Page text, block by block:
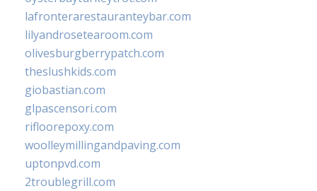
lafronterarestauranteybar.com
lilyandrosetearoom.com
olivesburgberrypatch.com
theslushkids.com
giobastian.com
glpascensori.com
rifloorepoxy.com
woolleymillingandpaving.com
uptonpvd.com
2troublegrill.com